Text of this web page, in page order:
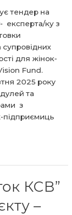
тендер на
експерта/ку з
для жінок-
Fund.
2025 року
та
з
підприємиць
КСВ”
–